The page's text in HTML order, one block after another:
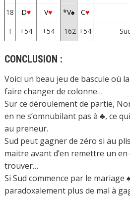
18
D♥ V♥ *V♠ C♥
T
+54 +54 -162 +54
CONCLUSION :
Voici un beau jeu de bascule où
faire changer de colonne…
Sur ce déroulement de partie,
en ne s’omnubilant pas à ♣, ce
au preneur.
Sud peut gagner de zéro si au
maitre avant d’en remettre un en
trouver…
Si Sud commence par le mariage
paradoxalement plus de mal à